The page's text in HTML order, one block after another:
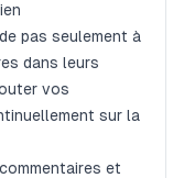
pas seulement à
dans leurs
vos
sur la
et